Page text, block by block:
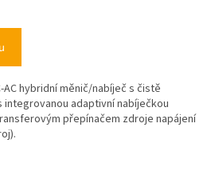
AC hybridní měnič/nabíječ s čistě
adaptivní nabíječkou
přepínačem zdroje napájení